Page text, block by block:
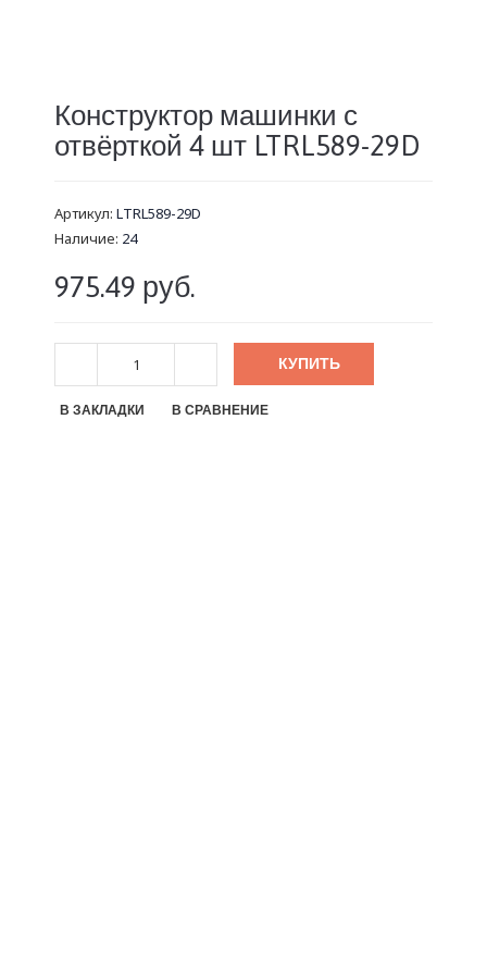
Конструктор машинки с
отвёрткой 4 шт LTRL589-29D
Артикул: LTRL589-29D
Наличие: 24
975.49 руб.
КУПИТЬ
В ЗАКЛАДКИ В СРАВНЕНИЕ